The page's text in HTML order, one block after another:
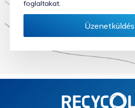
foglaltakat.
Üzenetküldés